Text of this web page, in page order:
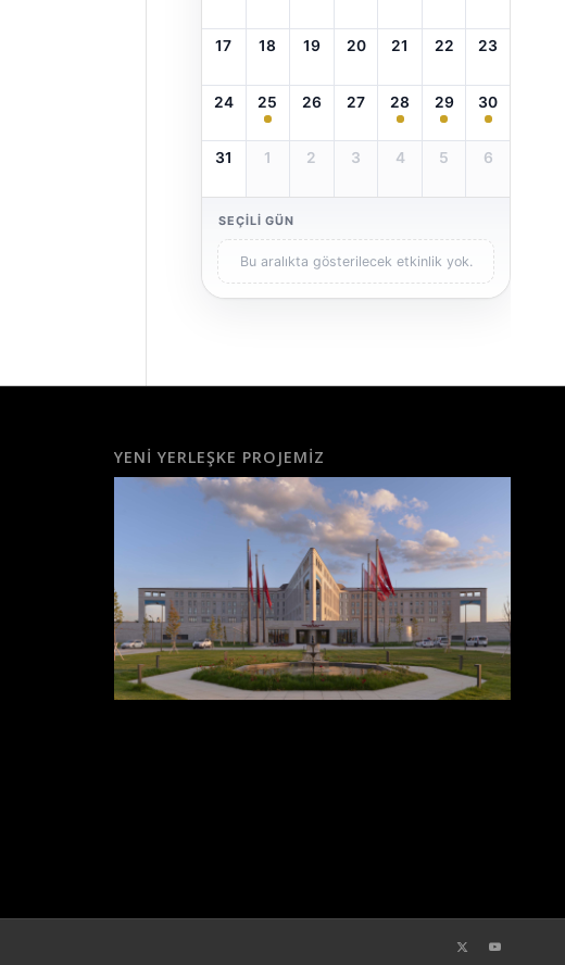
17 18 19 20 21 22 23
24 25 26 27 28 29 30
31 1 2 3 4 5 6
SEÇILI GÜN
Bu aralıkta gösterilecek etkinlik yok.
YENI YERLEŞKE PROJEMIZ